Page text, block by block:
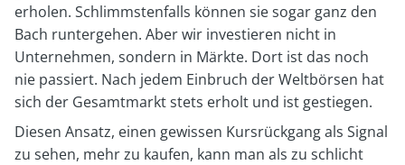
erholen. Schlimmstenfalls können sie sogar ganz den
Bach runtergehen. Aber wir investieren nicht in
Unternehmen, sondern in Märkte. Dort ist das noch
nie passiert. Nach jedem Einbruch der Weltbörsen hat
sich der Gesamtmarkt stets erholt und ist gestiegen.
Diesen Ansatz, einen gewissen Kursrückgang als Signal
zu sehen, mehr zu kaufen, kann man als zu schlicht